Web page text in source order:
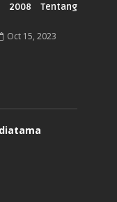
2008 Tentang
Oct 15, 2023